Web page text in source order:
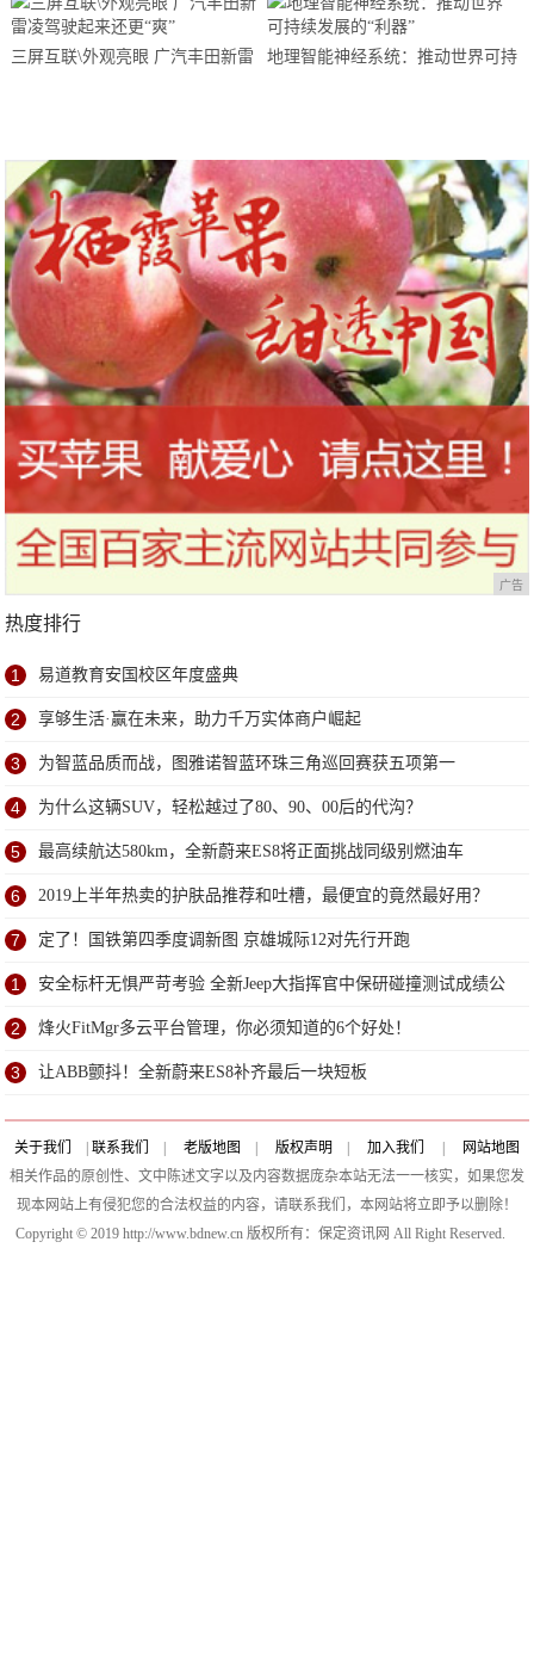
三屏互联\外观亮眼 广汽丰田新雷
地理智能神经系统：推动世界可持
广告
热度排行
1 易道教育安国校区年度盛典
2 享够生活·赢在未来，助力千万实体商户崛起
3 为智蓝品质而战，图雅诺智蓝环珠三角巡回赛获五项第一
4 为什么这辆SUV，轻松越过了80、90、00后的代沟？
5 最高续航达580km，全新蔚来ES8将正面挑战同级别燃油车
6 2019上半年热卖的护肤品推荐和吐槽，最便宜的竟然最好用？
7 定了！国铁第四季度调新图 京雄城际12对先行开跑
1 安全标杆无惧严苛考验 全新Jeep大指挥官中保研碰撞测试成绩公
布
2 烽火FitMgr多云平台管理，你必须知道的6个好处！
3 让ABB颤抖！全新蔚来ES8补齐最后一块短板
关于我们 联系我们 老版地图 版权声明 加入我们
网站地图
相关作品的原创性、文中陈述文字以及内容数据庞杂本站无法一一核实，如果您发
现本网站上有侵犯您的合法权益的内容，请联系我们，本网站将立即予以删除！
Copyright © 2019 http://www.bdnew.cn 版权所有：保定资讯网 All Right Reserved.